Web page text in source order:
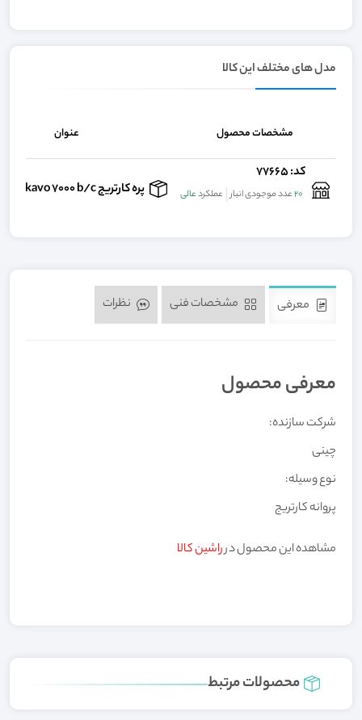
مدل های مختلف این کالا
مشخصات محصول عنوان
کد: 77665
20عدد موجودی انبار عملکردعالی پره کارتریج compatible kavo 7000 b/c
معرفی
معرفی محصول
شرکت سازنده:
چینی
نوع وسیله:
پروانه کارتریج
مشاهده این محصول درراشین کالا
محصولات مرتبط